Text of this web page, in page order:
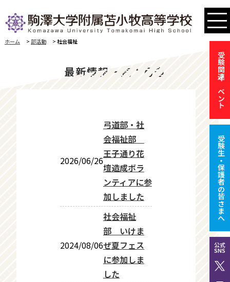
受験関連イベント
受験生・保護者の皆さまへ
公式
SNS
ホーム > 部活動 > 社会福祉
最新情報一覧：弓道
2026/06/26
弓道部・社
会福祉部
王子通り花
壇造成ボラ
ンティアに参
加しました
2024/08/06
社会福祉
部 いけま
ぜ夏フェス
に参加しま
した